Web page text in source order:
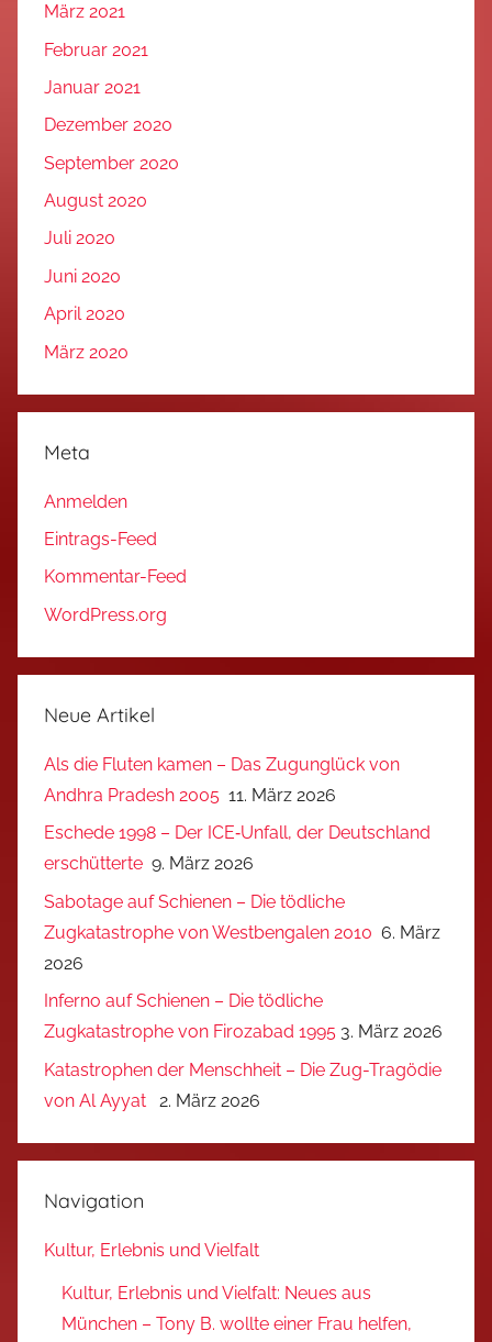
März 2021
Februar 2021
Januar 2021
Dezember 2020
September 2020
August 2020
Juli 2020
Juni 2020
April 2020
März 2020
Meta
Anmelden
Eintrags-Feed
Kommentar-Feed
WordPress.org
Neue Artikel
Als die Fluten kamen – Das Zugunglück von
Andhra Pradesh 2005 11. März 2026
Eschede 1998 – Der ICE‑Unfall, der Deutschland
erschütterte 9. März 2026
Sabotage auf Schienen – Die tödliche
Zugkatastrophe von Westbengalen 2010 6. März
2026
Inferno auf Schienen – Die tödliche
Zugkatastrophe von Firozabad 1995 3. März 2026
Katastrophen der Menschheit – Die Zug-Tragödie
von Al Ayyat
2. März 2026
Navigation
Kultur, Erlebnis und Vielfalt
Kultur, Erlebnis und Vielfalt: Neues aus
München – Tony B. wollte einer Frau helfen,